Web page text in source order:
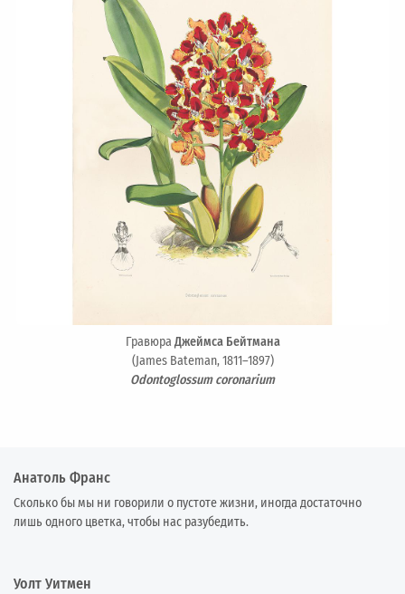
ГравюраДжеймса Бейтмана
(James Bateman, 1811–1897)
Odontoglossum coronarium
Анатоль Франс
Сколько бы мы ни говорили о пустоте жизни, иногда достаточно
лишь одного цветка, чтобы нас разубедить.
Уолт Уитмен